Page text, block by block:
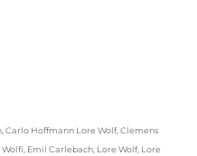
,Carlo Hoffmann Lore Wolf,Clemens
Wolfi Emil Carlebach Lore Wolf, Lore